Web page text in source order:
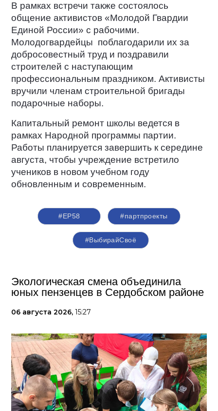
В рамках встречи также состоялось
общение активистов «Молодой Гвардии
Единой России» с рабочими.
Молодогвардейцы поблагодарили их за
добросовестный труд и поздравили
строителей с наступающим
профессиональным праздником. Активисты
вручили членам строительной бригады
подарочные наборы.
Капитальный ремонт школы ведется в
рамках Народной программы партии.
Работы планируется завершить к середине
августа, чтобы учреждение встретило
учеников в новом учебном году
обновленным и современным.
#ЕР58 #партпроекты
#ВыбирайСвоё
Экологическая смена объединила
юных пензенцев в Сердобском районе
06 августа 2026, 15:27